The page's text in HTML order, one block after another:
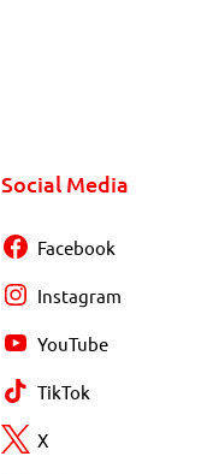
Social Media
Facebook
Instagram
YouTube
TikTok
X